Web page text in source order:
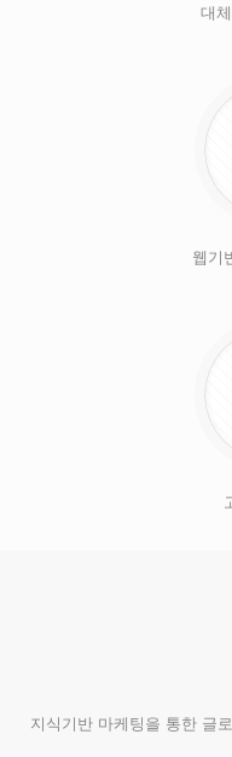
대
웹기
지식기반 마케팅을 통한 글